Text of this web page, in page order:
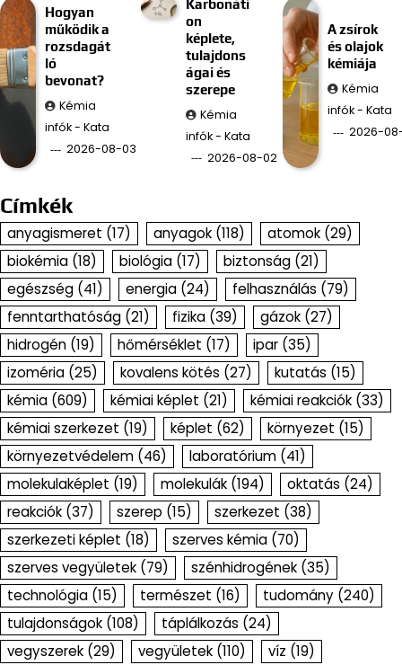
Hogyan
működik a
rozsdagát
ló
bevonat?
Kémia
infók - Kata
2026-08-03
Karbonáti
on
képlete,
tulajdons
ágai és
szerepe
Kémia
infók - Kata
2026-08-02
A zsírok
és olajok
kémiája
Kémia
infók - Kata
2026-
Címkék
anyagismeret (17) anyagok (118) atomok (29)
biokémia (18) biológia (17) biztonság (21)
egészség (41) energia (24) felhasználás (79)
fenntarthatóság (21) fizika (39) gázok (27)
hidrogén (19) hőmérséklet (17) ipar (35)
izoméria (25) kovalens kötés (27) kutatás (15)
kémia (609) kémiai képlet (21) kémiai reakciók (33)
kémiai szerkezet (19) képlet (62) környezet (15)
környezetvédelem (46) laboratórium (41)
molekulaképlet (19) molekulák (194) oktatás (24)
reakciók (37) szerep (15) szerkezet (38)
szerkezeti képlet (18) szerves kémia (70)
szerves vegyületek (79) szénhidrogének (35)
technológia (15) természet (16) tudomány (240)
tulajdonságok (108) táplálkozás (24)
vegyszerek (29) vegyületek (110) víz (19)